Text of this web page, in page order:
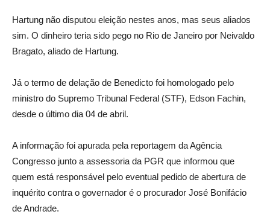
Hartung não disputou eleição nestes anos, mas seus aliados
sim. O dinheiro teria sido pego no Rio de Janeiro por Neivaldo
Bragato, aliado de Hartung.
Já o termo de delação de Benedicto foi homologado pelo
ministro do Supremo Tribunal Federal (STF), Edson Fachin,
desde o último dia 04 de abril.
A informação foi apurada pela reportagem da Agência
Congresso junto a assessoria da PGR que informou que
quem está responsável pelo eventual pedido de abertura de
inquérito contra o governador é o procurador José Bonifácio
de Andrade.